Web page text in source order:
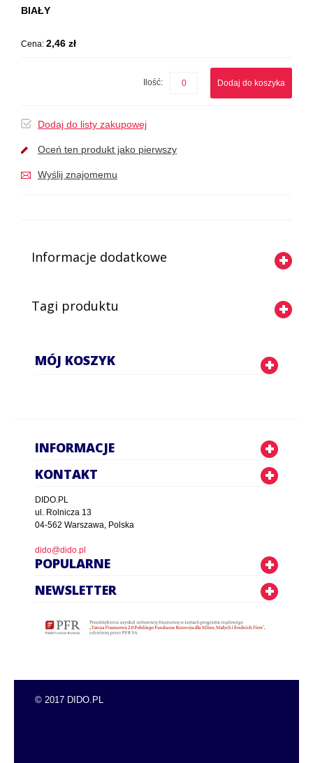
BIAŁY
Cena: 2,46 zł
Ilość: Dodaj do koszyka
Dodaj do listy zakupowej
Oceń ten produkt jako pierwszy
Wyślij znajomemu
Informacje dodatkowe
Tagi produktu
MÓJ KOSZYK
INFORMACJE
KONTAKT
DIDO.PL
ul. Rolnicza 13
04-562 Warszawa, Polska
dido@dido.pl
POPULARNE
NEWSLETTER
© 2017 DIDO.PL